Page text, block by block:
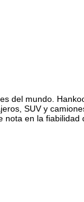
del mundo.
SUV y
nota en la fiabilidad